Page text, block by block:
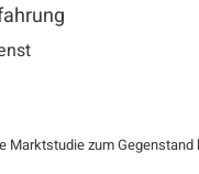
und Unternehmen
diese Services
ein Bahnticket
und
es wichtig, die
Marktstudie zum Gegenstand